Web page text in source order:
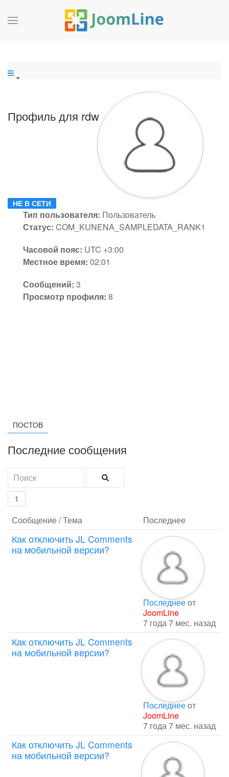
Профиль для rdw
НЕ В СЕТИ
Тип пользователя: Пользователь
Статус: COM_KUNENA_SAMPLEDATA_RANK1
Часовой пояс: UTC +3:00
Местное время: 02:01
Сообщений: 3
Просмотр профиля: 8
ПОСТОВ
Последние сообщения
1
Сообщение / Тема
Последнее
Как отключить JL Comments
на мобильной версии?
Последнееот
JoomLine
7 года 7 мес. назад
Как отключить JL Comments
на мобильной версии?
Последнееот
JoomLine
7 года 7 мес. назад
Как отключить JL Comments
на мобильной версии?